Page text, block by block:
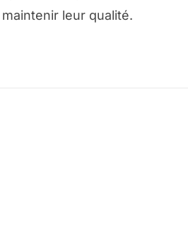
leur qualité.